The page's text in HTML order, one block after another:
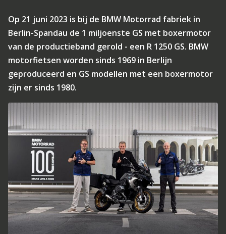
Op 21 juni 2023 is bij de BMW Motorrad fabriek in
Berlin-Spandau de 1 miljoenste GS met boxermotor
van de productieband gerold - een R 1250 GS. BMW
motorfietsen worden sinds 1969 in Berlijn
geproduceerd en GS modellen met een boxermotor
zijn er sinds 1980.